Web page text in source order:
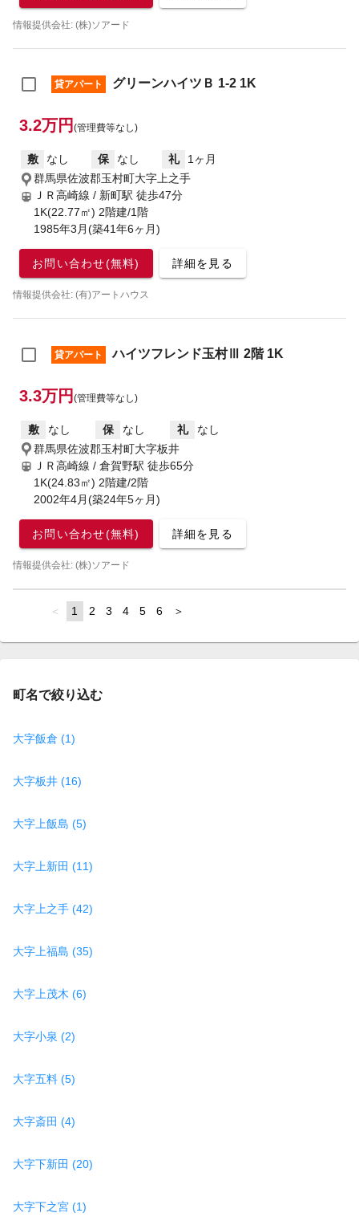
情報提供会社: (株)ソアード
貸アパート グリーンハイツＢ 1-2 1K
3.2万円 (管理費等なし)
敷 なし 保 なし 礼
1ヶ月
群馬県佐波郡玉村町大字上之手
ＪＲ高崎線 / 新町駅 徒歩47分
1K(22.77㎡) 2階建/1階
1985年3月(築41年6ヶ月)
お問い合わせ(無料) 詳細を見る
情報提供会社: (有)アートハウス
貸アパート ハイツフレンド玉村Ⅲ 2階 1K
3.3万円 (管理費等なし)
敷 なし 保 なし 礼
なし
群馬県佐波郡玉村町大字板井
ＪＲ高崎線 / 倉賀野駅 徒歩65分
1K(24.83㎡) 2階建/2階
2002年4月(築24年5ヶ月)
お問い合わせ(無料) 詳細を見る
情報提供会社: (株)ソアード
page
You're
page
1 page
2 page
3 page
4 page
5 page
6 page
町名で絞り込む
大字飯倉 (1)
大字板井 (16)
大字上飯島 (5)
大字上新田 (11)
大字上之手 (42)
大字上福島 (35)
大字上茂木 (6)
大字小泉 (2)
大字五料 (5)
大字斎田 (4)
大字下新田 (20)
大字下之宮 (1)